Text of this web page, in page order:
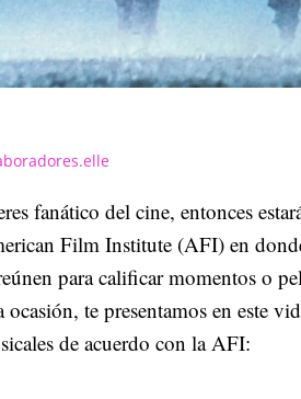
fanático del cine, entonces
Film Institute (AFI) en
para calificar momentos o
ocasión, te presentamos en este
de acuerdo con la AFI: